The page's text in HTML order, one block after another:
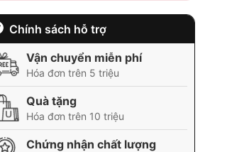
Chính sách hỗ trợ
Vận chuyển miễn phí
Hóa đơn trên 5 triệu
Quà tặng
Hóa đơn trên 10 triệu
Chứng nhận chất lượng